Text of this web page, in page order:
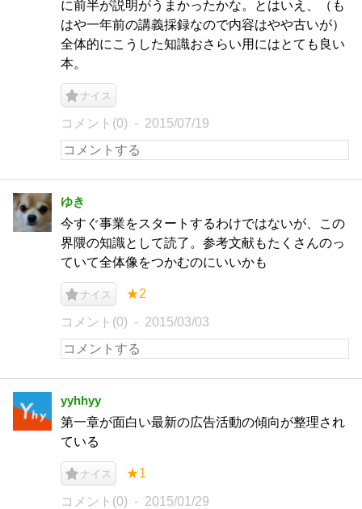
に前半が説明がうまかったかな。とはいえ、（も
はや一年前の講義採録なので内容はやや古いが）
全体的にこうした知識おさらい用にはとても良い
本。
ナイス
コメント(0) 2015/07/19
ゆき
今すぐ事業をスタートするわけではないが、この
界隈の知識として読了。参考文献もたくさんのっ
ていて全体像をつかむのにいいかも
ナイス ★2
コメント(0) 2015/03/03
yyhhyy
第一章が面白い最新の広告活動の傾向が整理され
ている
ナイス ★1
コメント(0) 2015/01/29